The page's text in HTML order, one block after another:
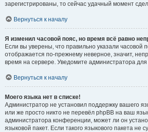
зарегистрированы, то сейчас удачный момент
Вернуться к началу
Я изменил часовой пояс, но время всё равно
Если вы уверены, что правильно указали часовой
отображается по-прежнему неверное, значит,
время на сервере. Уведомите администратора
Вернуться к началу
Моего языка нет в списке!
Администратор не установил поддержку вашего
или же просто никто не перевёл phpBB на ваш
администратора конференции, может ли он
языковой пакет. Если такого языкового пакета не